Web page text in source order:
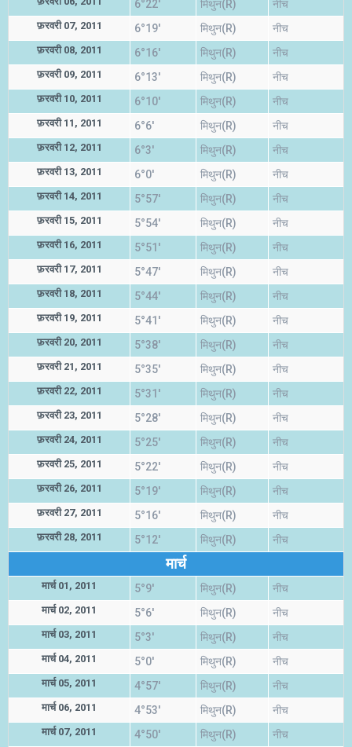
6°22' मिथुन(R) नीच
फ़रवरी 07, 2011 6°19' मिथुन(R) नीच
फ़रवरी 08, 2011 6°16' मिथुन(R) नीच
फ़रवरी 09, 2011 6°13' मिथुन(R) नीच
फ़रवरी 10, 2011 6°10' मिथुन(R) नीच
फ़रवरी 11, 2011 6°6' मिथुन(R) नीच
फ़रवरी 12, 2011 6°3' मिथुन(R) नीच
फ़रवरी 13, 2011 6°0' मिथुन(R) नीच
फ़रवरी 14, 2011 5°57' मिथुन(R) नीच
फ़रवरी 15, 2011 5°54' मिथुन(R) नीच
फ़रवरी 16, 2011 5°51' मिथुन(R) नीच
फ़रवरी 17, 2011 5°47' मिथुन(R) नीच
फ़रवरी 18, 2011 5°44' मिथुन(R) नीच
फ़रवरी 19, 2011 5°41' मिथुन(R) नीच
फ़रवरी 20, 2011 5°38' मिथुन(R) नीच
फ़रवरी 21, 2011 5°35' मिथुन(R) नीच
फ़रवरी 22, 2011 5°31' मिथुन(R) नीच
फ़रवरी 23, 2011 5°28' मिथुन(R) नीच
फ़रवरी 24, 2011 5°25' मिथुन(R) नीच
फ़रवरी 25, 2011 5°22' मिथुन(R) नीच
फ़रवरी 26, 2011 5°19' मिथुन(R) नीच
फ़रवरी 27, 2011 5°16' मिथुन(R) नीच
फ़रवरी 28, 2011 5°12' मिथुन(R) नीच
मार्च
मार्च 01, 2011 5°9' मिथुन(R) नीच
मार्च 02, 2011 5°6' मिथुन(R) नीच
मार्च 03, 2011 5°3' मिथुन(R) नीच
मार्च 04, 2011 5°0' मिथुन(R) नीच
मार्च 05, 2011 4°57' मिथुन(R) नीच
मार्च 06, 2011 4°53' मिथुन(R) नीच
मार्च 07, 2011 4°50' मिथुन(R) नीच